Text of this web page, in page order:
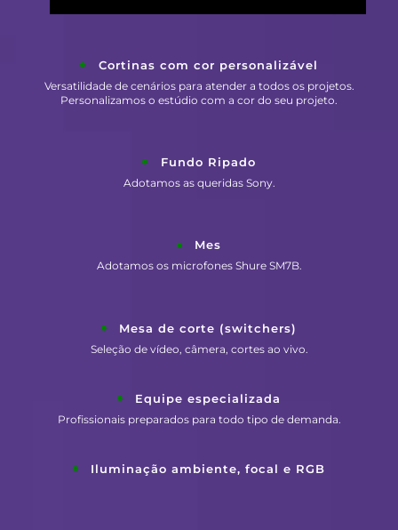
Cortinas com cor personalizável
Versatilidade de cenários para atender a todos os projetos.
Personalizamos o estúdio com a cor do seu projeto.
Fundo Ripado
Adotamos as queridas Sony.
Mes
Adotamos os microfones Shure SM7B.
Mesa de corte (switchers)
Seleção de vídeo, câmera, cortes ao vivo.
Equipe especializada
Profissionais preparados para todo tipo de demanda.
Iluminação ambiente, focal e RGB